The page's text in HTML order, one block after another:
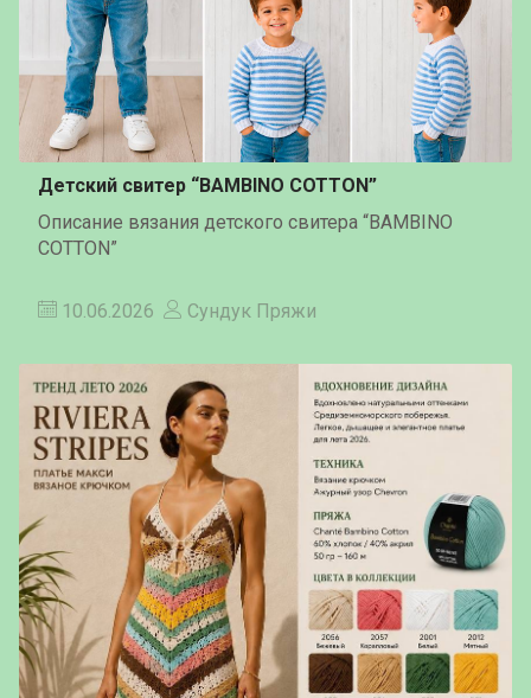
Детский свитер “BAMBINO COTTON”
Описание вязания детского свитера “BAMBINO
COTTON”
10.06.2026 Сундук Пряжи